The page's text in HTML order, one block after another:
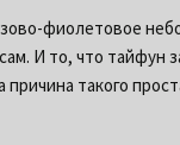
фиолетовое
И то, что тайфун
такого